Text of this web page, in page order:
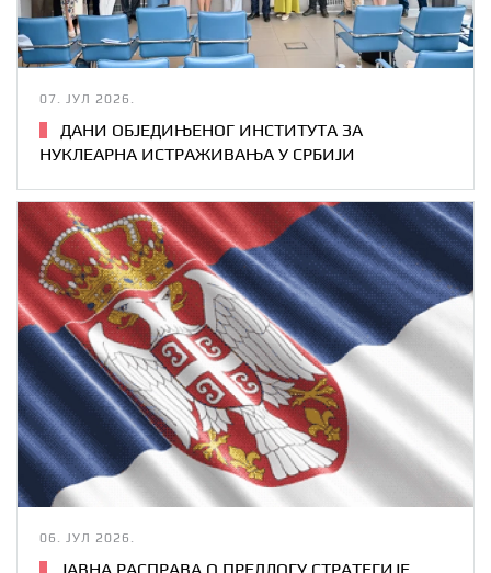
07. ЈУЛ 2026.
ДАНИ ОБЈЕДИЊЕНОГ ИНСТИТУТА ЗА
НУКЛЕАРНА ИСТРАЖИВАЊА У СРБИЈИ
06. ЈУЛ 2026.
ЈАВНА РАСПРАВА О ПРЕДЛОГУ СТРАТЕГИЈE